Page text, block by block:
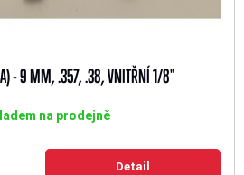
- 9 MM, .357, .38, VNITŘNÍ 1/8"
na prodejně
Detail